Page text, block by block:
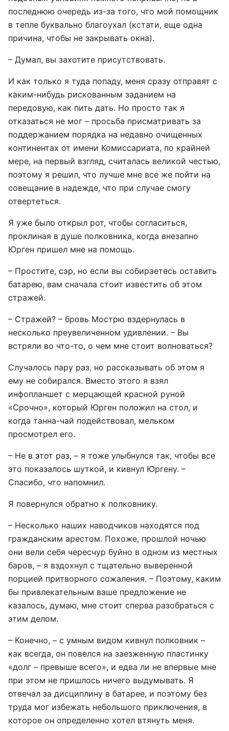
последнюю очередь из-за того, что мой помощник
в тепле буквально благоухал (кстати, еще одна
причина, чтобы не закрывать окна).
– Думал, вы захотите присутствовать.
И как только я туда попаду, меня сразу отправят с
каким-нибудь рискованным заданием на
передовую, как пить дать. Но просто так я
отказаться не мог – просьба присматривать за
поддержанием порядка на недавно очищенных
континентах от имени Комиссариата, по крайней
мере, на первый взгляд, считалась великой честью,
поэтому я решил, что лучше мне все же пойти на
совещание в надежде, что при случае смогу
отвертеться.
Я уже было открыл рот, чтобы согласиться,
проклиная в душе полковника, когда внезапно
Юрген пришел мне на помощь.
– Простите, сэр, но если вы собираетесь оставить
батарею, вам сначала стоит известить об этом
стражей.
– Стражей? – бровь Мострю вздернулась в
несколько преувеличенном удивлении. – Вы
встряли во что-то, о чем мне стоит волноваться?
Случалось пару раз, но рассказывать об этом я
ему не собирался. Вместо этого я взял
инфопланшет с мерцающей красной руной
«Срочно», который Юрген положил на стол, и
когда танна-чай подействовал, мельком
просмотрел его.
– Не в этот раз, – я тоже улыбнулся так, чтобы все
это показалось шуткой, и кивнул Юргену. –
Спасибо, что напомнил.
Я повернулся обратно к полковнику.
– Несколько наших наводчиков находятся под
гражданским арестом. Похоже, прошлой ночью
они вели себя чересчур буйно в одном из местных
баров, – я вздохнул с тщательно выверенной
порцией притворного сожаления. – Поэтому, каким
бы привлекательным ваше предложение не
казалось, думаю, мне стоит сперва разобраться с
этим делом.
– Конечно, – с умным видом кивнул полковник –
как всегда, он повелся на заезженную пластинку
«долг – превыше всего», и едва ли не впервые мне
при этом не пришлось ничего выдумывать. Я
отвечал за дисциплину в батарее, и поэтому без
труда мог избежать небольшого приключения, в
которое он определенно хотел втянуть меня.